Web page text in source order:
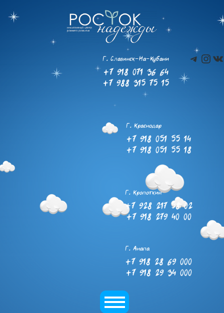
Г. Славянск-На-Кубани
+7 918 071 36 64
+7 988 315 75 15
Г. Краснодар
+7 918 051 55 14
+7 918 051 55 18
Г. Кропоткин
+7 928 217 58 02
+7 918 279 40 00
Г. Анапа
+7 918 28 69 000
+7 918 29 34 000